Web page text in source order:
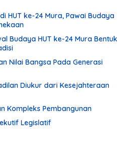
HUT ke-24 Mura, Pawai Budaya
Budaya HUT ke-24 Mura Bentuk
Nilai Bangsa Pada Generasi
Diukur dari Kesejahteraan
Kompleks Pembangunan
Legislatif